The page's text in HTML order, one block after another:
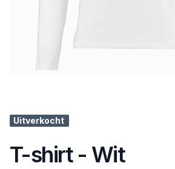
Uitverkocht
T-shirt - Wit